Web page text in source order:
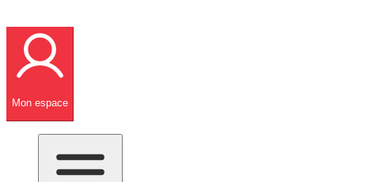
Mon espace